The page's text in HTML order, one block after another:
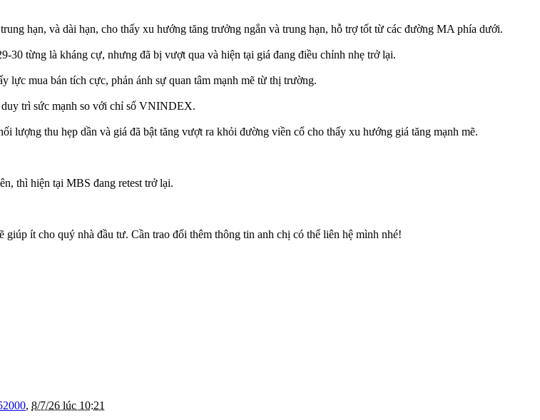
hạn, và dài hạn, cho thấy xu hướng tăng trưởng ngắn và trung hạn, hỗ trợ tốt từ các đường MA phía dưới.
30 từng là kháng cự, nhưng đã bị vượt qua và hiện tại giá đang điều chỉnh nhẹ trở lại.
lực mua bán tích cực, phản ánh sự quan tâm mạnh mẽ từ thị trường.
trì sức mạnh so với chỉ số VNINDEX.
lượng thu hẹp dần và giá đã bật tăng vượt ra khỏi đường viền cổ cho thấy xu hướng giá tăng mạnh mẽ.
thì hiện tại MBS đang retest trở lại.
ít cho quý nhà đầu tư. Cần trao đổi thêm thông tin anh chị có thể liên hệ mình nhé!
, 8/7/26 lúc 10:21